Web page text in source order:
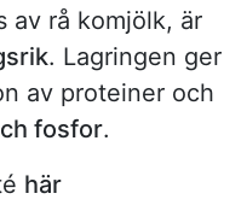
av rå komjölk, är
. Lagringen ger
av proteiner och
fosfor.
här